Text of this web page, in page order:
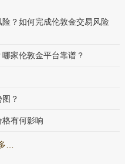
？如何完成伦敦金交易风险
家伦敦金平台靠谱？
？
有何影响
…